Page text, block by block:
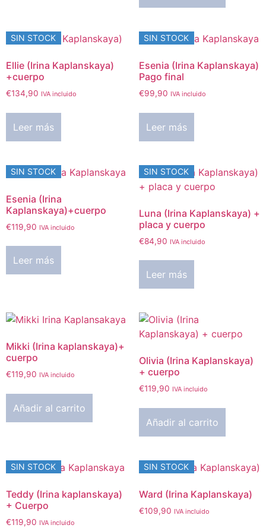
SIN STOCK
Ellie (Irina Kaplanskaya)
+cuerpo
€134,90 IVA incluido
Leer más
SIN STOCK
Esenia (Irina Kaplanskaya)
Pago final
€99,90 IVA incluido
Leer más
SIN STOCK
Esenia (Irina
Kaplanskaya)+cuerpo
€119,90 IVA incluido
Leer más
SIN STOCK
Luna (Irina Kaplanskaya) +
placa y cuerpo
€84,90 IVA incluido
Leer más
Mikki (Irina kaplanskaya)+
cuerpo
€119,90 IVA incluido
Añadir al carrito
Olivia (Irina Kaplanskaya)
+ cuerpo
€119,90 IVA incluido
Añadir al carrito
SIN STOCK
Teddy (Irina kaplanskaya)
+ Cuerpo
€119,90 IVA incluido
SIN STOCK
Ward (Irina Kaplanskaya)
€109,90 IVA incluido